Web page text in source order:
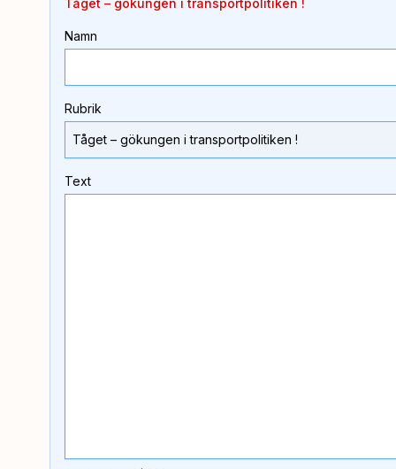
Tåget – gökungen i transportpolitiken !
Namn
Rubrik
Text